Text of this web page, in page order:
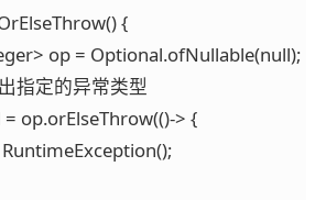
{
op = Optional.ofNullable(null);
出指定的异常类型
= op.orElseThrow(()-> {
RuntimeException();